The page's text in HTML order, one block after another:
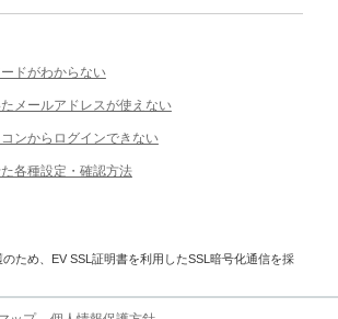
ドがわからない
メールアドレスが使えない
ンからログインできない
各種設定・確認方法
ため、EV SSL証明書を利用したSSL暗号化通信を採